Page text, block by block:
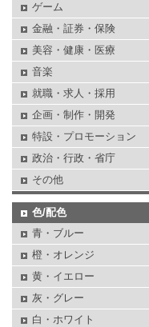
ゲーム
金融・証券・保険
美容・健康・医療
音楽
就職・求人・採用
企画・制作・開発
特設・プロモーション
政治・行政・省庁
その他
色/配色
青・ブルー
橙・オレンジ
黄・イエロー
灰・グレー
白・ホワイト